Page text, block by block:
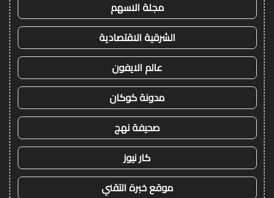
مجلة الاسهم
الشرقية الاقتصادية
عالم الايفون
مدونة كوكان
صحيفة نهج
كار نيوز
موقع خبرة التقني